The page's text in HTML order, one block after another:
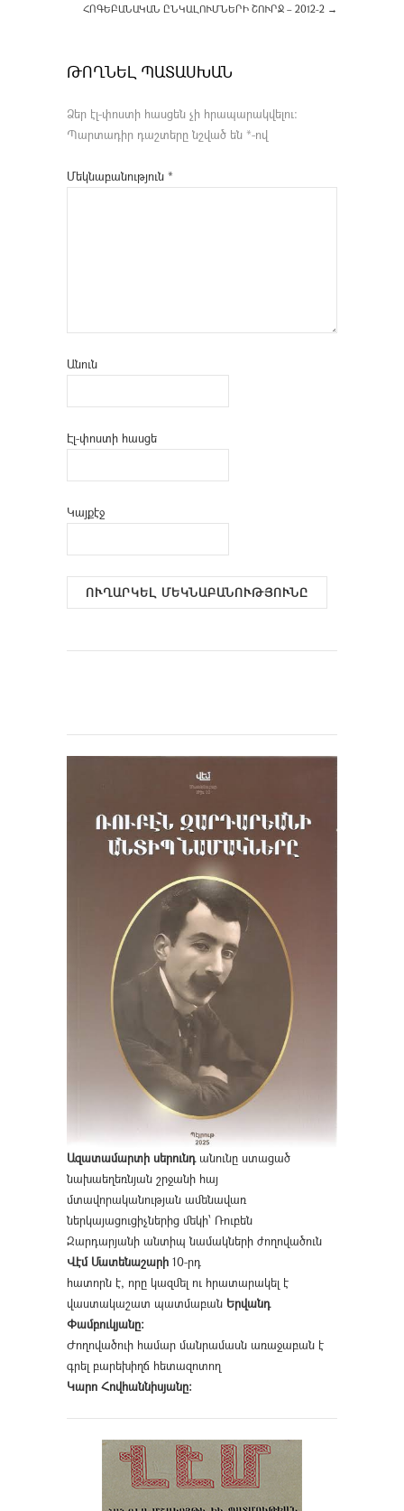
ՀՈԳԵԲԱՆԱԿԱՆ ԸՆԿԱԼՈՒՄՆԵՐԻ ՇՈՒՐՋ – 2012-2 →
ԹՈՂՆԵԼ ՊԱՏԱՍԽԱՆ
Ձեր էլ-փոստի հասցեն չի հրապարակվելու։
Պարտադիր դաշտերը նշված են *-ով
Մեկնաբանություն *
Անուն
Էլ-փոստի հասցե
Կայքէջ
Ազատամարտի սերունդանունը ստացած
նախաեղեռնյան շրջանի հայ
մտավորականության ամենավառ
ներկայացուցիչներից մեկի՝ Ռուբեն
Զարդարյանի անտիպ նամակների ժողովածուն
Վէմ Մատենաշարի 10-րդ
հատորն է, որը կազմել ու հրատարակել է
վաստակաշատ պատմաբան Երվանդ
Փամբուկյանը։
Ժողովածուի համար մանրամասն առաջաբան է
գրել բարեխիղճ հետազոտող
Կարո Հովհաննիսյանը։